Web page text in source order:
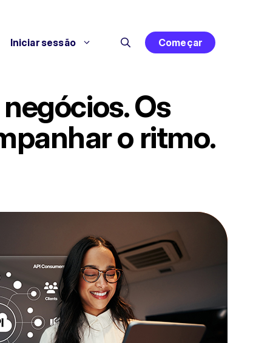
Iniciar sessão Começar
Os
o ritmo.